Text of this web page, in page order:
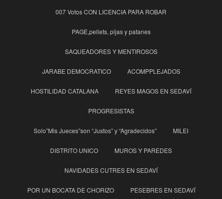
007 Votos CON LICENCIA PARA ROBAR
PAGE,pellets, pijas y patanes
SAQUEADORES Y MENTIROSOS
JARABE DEMOCRATICO ACOMPPLEJADOS
HOSTILIDAD CATALANA REYES MAGOS EN SEDAVÍ
PROGRESISTAS
Solo”Mis Jueces”son “Justos” y “Agradecidos” MILEI
DISTRITO UNICO MUROS Y PAREDES
NAVIDADES CUTRES EN SEDAVÍ
POR UN BOCATA DE CHORIZO PESEBRES EN SEDAVÍ